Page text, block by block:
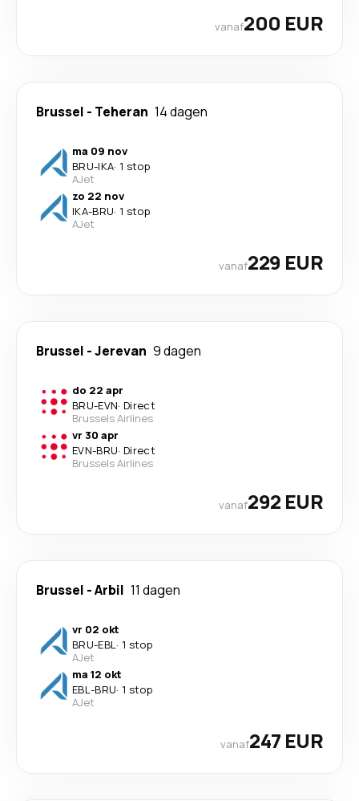
vanaf200 EUR
Brussel - Teheran 14 dagen
ma 09 nov
BRU-IKA· 1 stop
AJet
zo 22 nov
IKA-BRU· 1 stop
AJet
vanaf229 EUR
Brussel -Jerevan 9 dagen
do 22 apr
BRU-EVN· Direct
Brussels Airlines
vr 30 apr
EVN-BRU· Direct
Brussels Airlines
vanaf292 EUR
Brussel -Arbil 11 dagen
vr 02 okt
BRU-EBL· 1 stop
AJet
ma 12 okt
EBL-BRU· 1 stop
AJet
vanaf247 EUR